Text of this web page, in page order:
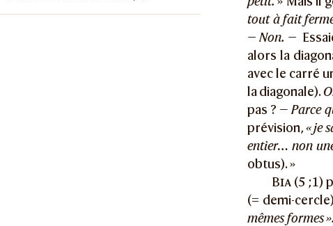
tout à fait
— Non. —
alors la
avec le carré
la diagonale).
pas ? —Parce
prévision,« je
entier… non
obtus). »
Bia (5 ;1)
(= demi-
mêmes formes ».